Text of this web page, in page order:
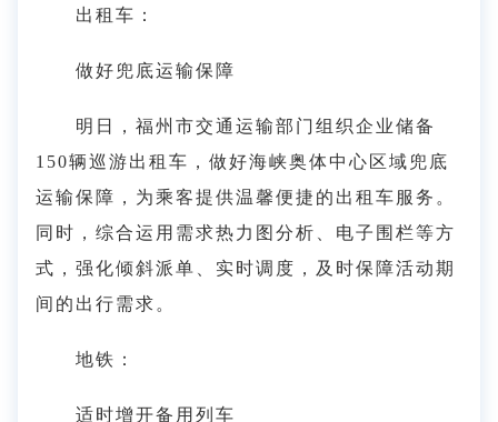
出租车：
做好兜底运输保障
明日，福州市交通运输部门组织企业储备
150辆巡游出租车，做好海峡奥体中心区域兜底
运输保障，为乘客提供温馨便捷的出租车服务。
同时，综合运用需求热力图分析、电子围栏等方
式，强化倾斜派单、实时调度，及时保障活动期
间的出行需求。
地铁：
适时增开备用列车